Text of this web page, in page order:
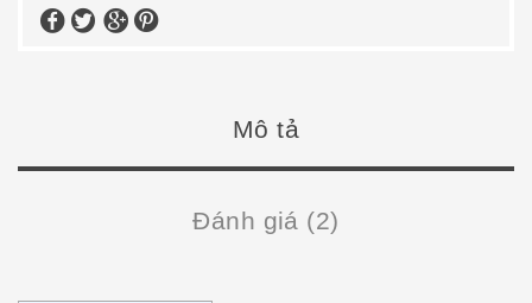
Mô tả
Đánh giá (2)